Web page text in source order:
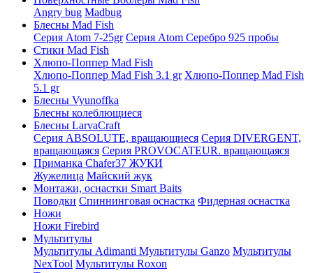
Angry bug Madbug
Блесны Mad Fish
Серия Atom 7-25gr Серия Atom Серебро 925 пробы
Стики Mad Fish
Хлюпо-Поппер Mad Fish
Хлюпо-Поппер Mad Fish 3.1 gr Хлюпо-Поппер Mad Fish
5.1 gr
Блесны Vyunoffka
Блесны колеблющиеся
Блесны LarvaCraft
Серия ABSOLUTE, вращающиеся Серия DIVERGENT,
вращающаяся Серия PROVOCATEUR. вращающаяся
Приманка Chafer37 ЖУКИ
Жужелица Майский жук
Монтажи, оснастки Smart Baits
Поводки Спиннинговая оснастка Фидерная оснастка
Ножи
Ножи Firebird
Мультитулы
Мультитулы Adimanti Мультитулы Ganzo Мультитулы
NexTool Мультитулы Roxon